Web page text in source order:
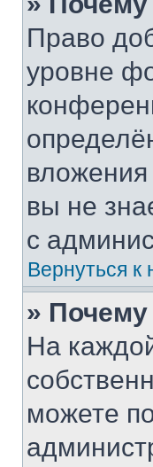
Право
уровне
вы не
с
Вернуться к
»
На
можете